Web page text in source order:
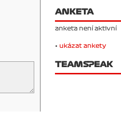
ANKETA
anketa není aktivní
• ukázat ankety
TEAMSPEAK